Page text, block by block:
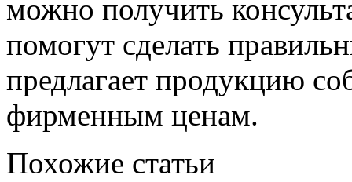
можно получить
помогут сделать
предлагает продукцию
фирменным ценам.
Похожие статьи